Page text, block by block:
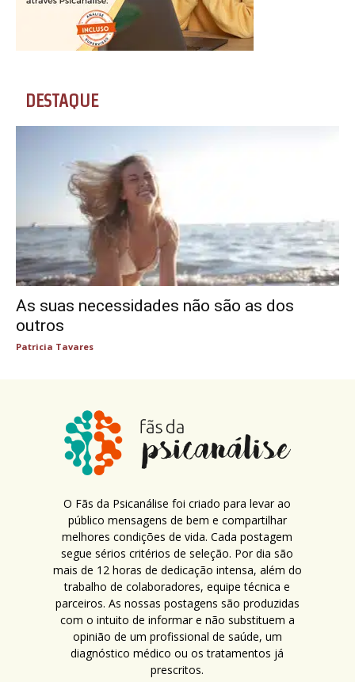
DESTAQUE
As suas necessidades não são as dos
outros
Patricia Tavares
O Fãs da Psicanálise foi criado para levar ao
público mensagens de bem e compartilhar
melhores condições de vida. Cada postagem
segue sérios critérios de seleção. Por dia são
mais de 12 horas de dedicação intensa, além do
trabalho de colaboradores, equipe técnica e
parceiros. As nossas postagens são produzidas
com o intuito de informar e não substituem a
opinião de um profissional de saúde, um
diagnóstico médico ou os tratamentos já
prescritos.